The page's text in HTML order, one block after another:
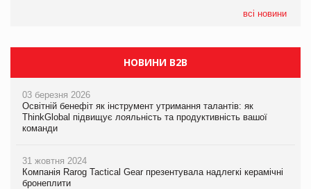
всі новини
НОВИНИ B2B
03 березня 2026
Освітній бенефіт як інструмент утримання талантів: як
ThinkGlobal підвищує лояльність та продуктивність вашої
команди
31 жовтня 2024
Компанія Rarog Tactical Gear презентувала надлегкі керамічні
бронеплити